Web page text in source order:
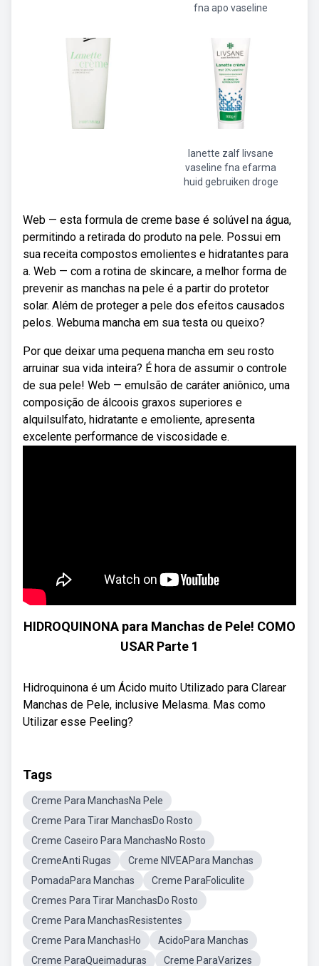
fna apo vaseline
lanette zalf livsane
vaseline fna efarma
huid gebruiken droge
Web — esta formula de creme base é solúvel na água,
permitindo a retirada do produto na pele. Possui em
sua receita compostos emolientes e hidratantes para
a. Web — com a rotina de skincare, a melhor forma de
prevenir as manchas na pele é a partir do protetor
solar. Além de proteger a pele dos efeitos causados
pelos. Webuma mancha em sua testa ou queixo?
Por que deixar uma pequena mancha em seu rosto
arruinar sua vida inteira? É hora de assumir o controle
de sua pele! Web — emulsão de caráter aniônico, uma
composição de álcoois graxos superiores e
alquilsulfato, hidratante e emoliente, apresenta
excelente performance de viscosidade e.
HIDROQUINONA para Manchas de Pele! COMO
USAR Parte 1
Hidroquinona é um Ácido muito Utilizado para Clarear
Manchas de Pele, inclusive Melasma. Mas como
Utilizar esse Peeling?
Tags
Creme Para ManchasNa Pele
Creme Para Tirar ManchasDo Rosto
Creme Caseiro Para ManchasNo Rosto
CremeAnti Rugas
Creme NIVEAPara Manchas
PomadaPara Manchas
Creme ParaFoliculite
Cremes Para Tirar ManchasDo Rosto
Creme Para ManchasResistentes
Creme Para ManchasHo
AcidoPara Manchas
Creme ParaQueimaduras
Creme ParaVarizes